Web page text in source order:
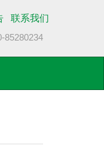
联系我们
85280234